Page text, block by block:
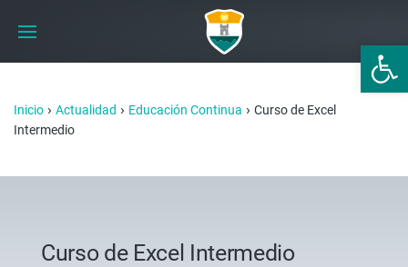
Abrir
Inicio › Actualidad › Educación Continua › Curso de Excel
Intermedio
Curso de Excel Intermedio